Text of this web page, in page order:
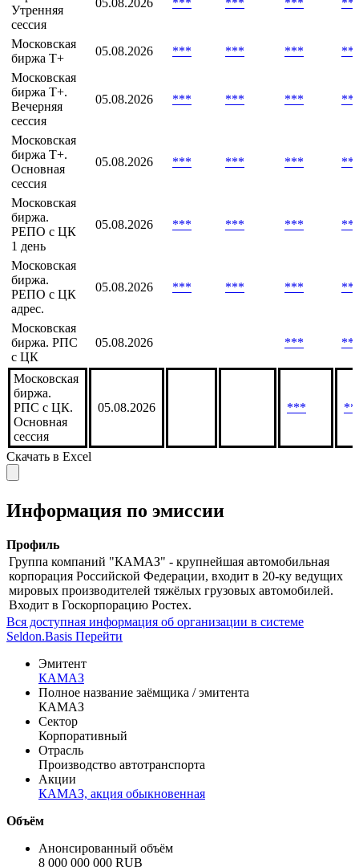
Утренняя
сессия
05.08.2026 *** *** ***
Московская
биржа Т+
05.08.2026 *** *** ***
Московская
биржа Т+.
Вечерняя
сессия
05.08.2026 *** *** ***
Московская
биржа Т+.
Основная
сессия
05.08.2026 *** *** ***
Московская
биржа.
РЕПО с ЦК
1 день
05.08.2026 *** *** ***
Московская
биржа.
РЕПО с ЦК
адрес.
05.08.2026 *** *** ***
Московская
биржа. РПС
с ЦК
05.08.2026 ***
Московская
биржа.
РПС с ЦК.
Основная
сессия
05.08.2026 ***
Скачать в Excel
Информация по эмиссии
Профиль
Группа компаний "КАМАЗ" - крупнейшая автомобильная
корпорация Российской Федерации, входит в 20-ку ведущих
мировых производителей тяжёлых грузовых автомобилей.
Входит в Госкорпорацию Ростех.
Вся доступная информация об организации в системе
Seldon.Basis Перейти
Эмитент
КАМАЗ
Полное название заёмщика / эмитента
КАМАЗ
Сектор
Корпоративный
Отрасль
Производство автотранспорта
Акции
КАМАЗ, акция обыкновенная
Объём
Анонсированный объём
8 000 000 000 RUB